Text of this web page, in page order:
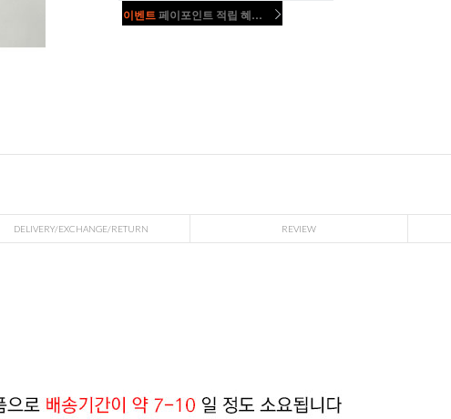
이벤트 페이포인트 적립 혜택 2배 UP!
DELIVERY/EXCHANGE/RETURN REVIEW